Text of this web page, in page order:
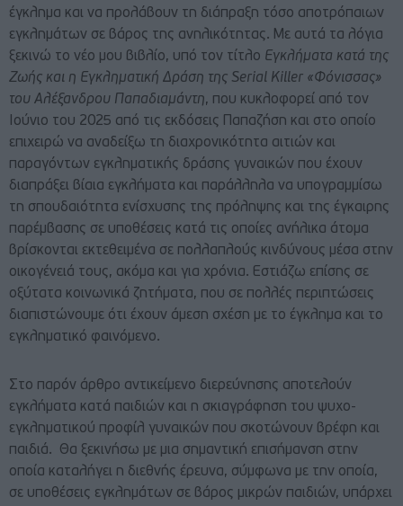
έγκλημα και να προλάβουν τη διάπραξη τόσο αποτρόπαιων
εγκλημάτων σε βάρος της ανηλικότητας. Με αυτά τα λόγια
ξεκινώ το νέο μου βιβλίο, υπό τον τίτλο Εγκλήματα κατά της
Ζωής και η Εγκληματική Δράση της Serial Killer «Φόνισσας»
του Αλέξανδρου Παπαδιαμάντη, που κυκλοφορεί από τον
Ιούνιο του 2025 από τις εκδόσεις Παπαζήση και στο οποίο
επιχειρώ να αναδείξω τη διαχρονικότητα αιτιών και
παραγόντων εγκληματικής δράσης γυναικών που έχουν
διαπράξει βίαια εγκλήματα και παράλληλα να υπογραμμίσω
τη σπουδαιότητα ενίσχυσης της πρόληψης και της έγκαιρης
παρέμβασης σε υποθέσεις κατά τις οποίες ανήλικα άτομα
βρίσκονται εκτεθειμένα σε πολλαπλούς κινδύνους μέσα στην
οικογένειά τους, ακόμα και για χρόνια. Εστιάζω επίσης σε
οξύτατα κοινωνικά ζητήματα, που σε πολλές περιπτώσεις
διαπιστώνουμε ότι έχουν άμεση σχέση με το έγκλημα και το
εγκληματικό φαινόμενο.
Στο παρόν άρθρο αντικείμενο διερεύνησης αποτελούν
εγκλήματα κατά παιδιών και η σκιαγράφηση του ψυχο-
εγκληματικού προφίλ γυναικών που σκοτώνουν βρέφη και
παιδιά. Θα ξεκινήσω με μια σημαντική επισήμανση στην
οποία καταλήγει η διεθνής έρευνα, σύμφωνα με την οποία,
σε υποθέσεις εγκλημάτων σε βάρος μικρών παιδιών, υπάρχει